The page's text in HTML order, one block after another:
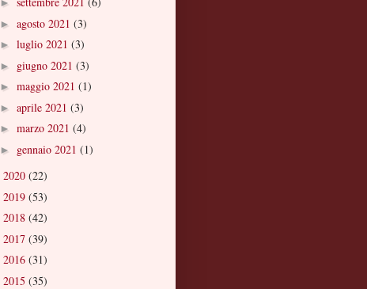
► agosto 2021 (3)
► luglio 2021 (3)
► giugno 2021 (3)
► maggio 2021 (1)
► aprile 2021 (3)
► marzo 2021 (4)
► gennaio 2021 (1)
2020 (22)
2019 (53)
2018 (42)
2017 (39)
2016 (31)
2015 (35)